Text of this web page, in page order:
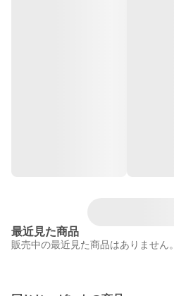
最近見た商品
販売中の最近見た商品はありません。